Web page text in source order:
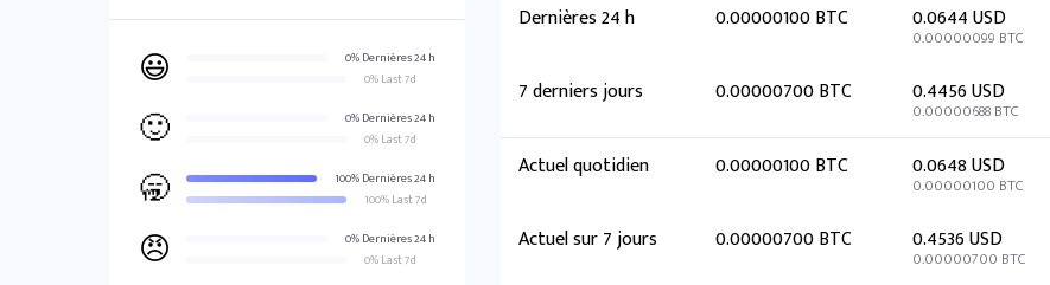
😃
0% Dernières 24 h
0% Last 7d
🙂
0% Dernières 24 h
0% Last 7d
🥱
100% Dernières 24 h
100% Last 7d
😠
0% Dernières 24 h
0% Last 7d
Dernières 24 h 0.00000100 BTC 0.0644 USD
0.00000099 BTC
7 derniers jours 0.00000700 BTC 0.4456 USD
0.00000688 BTC
Actuel quotidien 0.00000100 BTC 0.0648 USD
0.00000100 BTC
Actuel sur 7 jours 0.00000700 BTC 0.4536 USD
0.00000700 BTC